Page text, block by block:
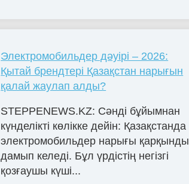
Электромобильдер дәуірі – 2026:
Қытай брендтері Қазақстан нарығын
қалай жаулап алды?
STEPPENEWS.KZ: Сәнді бұйымнан
күнделікті көлікке дейін: Қазақстанда
электромобильдер нарығы қарқынды
дамып келеді. Бұл үрдістің негізгі
қозғаушы күші...